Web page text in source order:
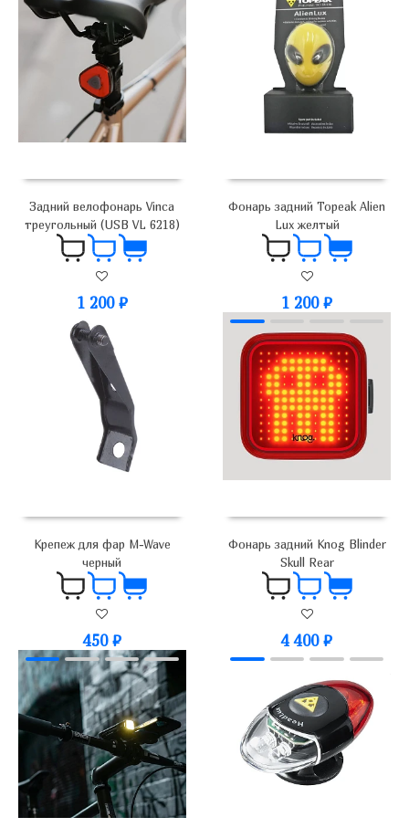
Задний велофонарь Vinca
треугольный (USB VL 6218)
1 200 ₽
Фонарь задний Topeak Alien
Lux желтый
1 200₽
Крепеж для фар M-Wave
черный
450 ₽
Фонарь задний Knog Blinder
Skull Rear
4 400₽